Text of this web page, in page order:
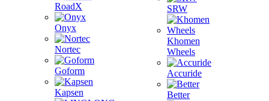
RoadX
Onyx
Nortec
Goform
Kapsen
SRW
Khomen
Wheels
Accuride
Better